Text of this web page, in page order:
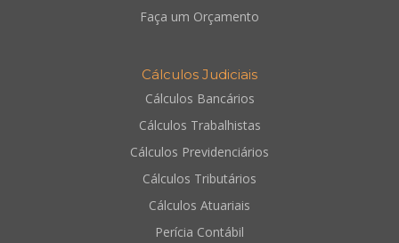
Faça um Orçamento
Cálculos Judiciais
Cálculos Bancários
Cálculos Trabalhistas
Cálculos Previdenciários
Cálculos Tributários
Cálculos Atuariais
Perícia Contábil